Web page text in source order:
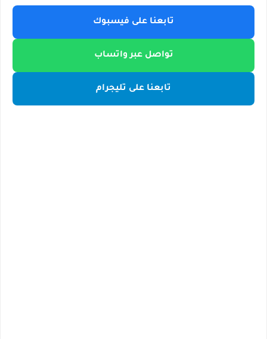
تابعنا على فيسبوك
تواصل عبر واتساب
تابعنا على تليجرام